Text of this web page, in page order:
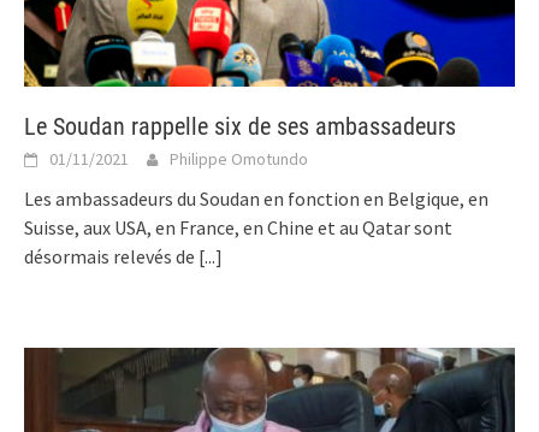
Le Soudan rappelle six de ses ambassadeurs
01/11/2021 Philippe Omotundo
Les ambassadeurs du Soudan en fonction en Belgique, en
Suisse, aux USA, en France, en Chine et au Qatar sont
désormais relevés de [...]